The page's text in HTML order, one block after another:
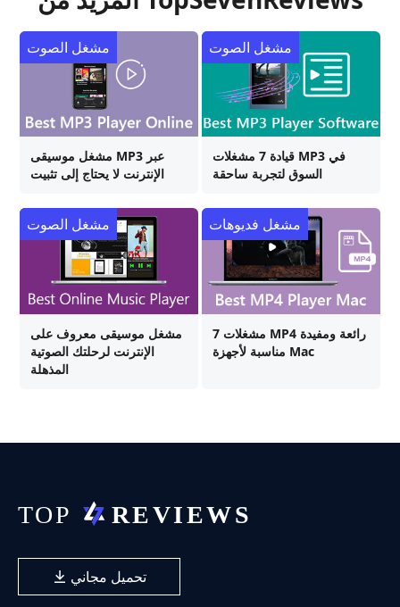
مشغل موسيقى MP3 عبر
الإنترنت لا يحتاج إلى تثبيت
مشغل الصوت
قيادة 7 مشغلات MP3 في
السوق لتجربة ساحقة
مشغل الصوت
مشغل موسيقى معروف على
الإنترنت لرحلتك الصوتية
المذهلة
مشغل الصوت
7 مشغلات MP4 رائعة ومفيدة
مناسبة لأجهزة Mac
مشغل فديوهات
تحميل مجاني